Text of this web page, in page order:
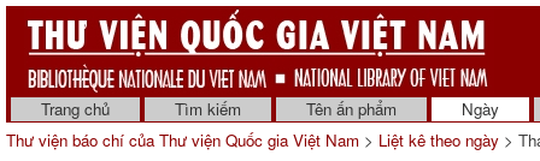
Trang chủ Tìm kiếm Tên ấn phẩm
Ngày
Thư viện báo chí của Thư viện Quốc gia Việt Nam > Liệt kê theo ngày >